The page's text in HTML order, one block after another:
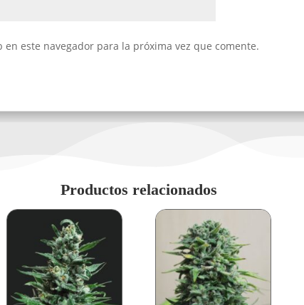
este navegador para la próxima vez que comente.
Productos relacionados